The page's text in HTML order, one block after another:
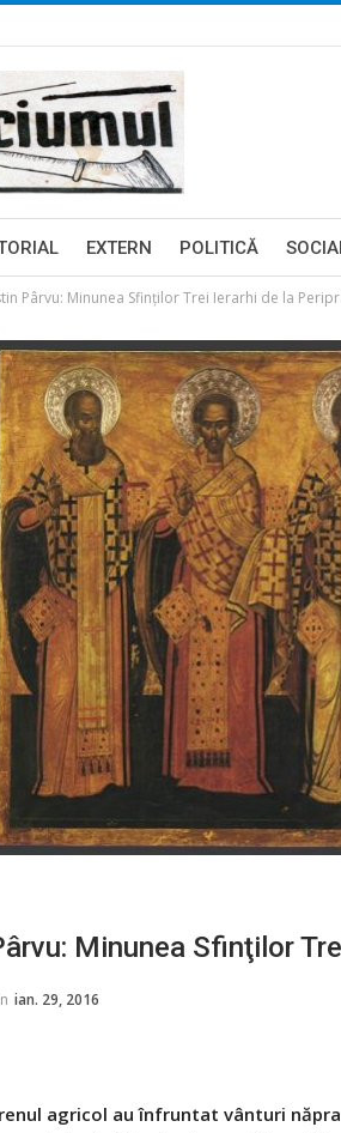
EXTERN POLITICĂ
Pârvu: Minunea Sfinţilor Trei Ierarhi de la
Minunea Sfinţilor
ian. 29, 2016
agricol au înfruntat vânturi